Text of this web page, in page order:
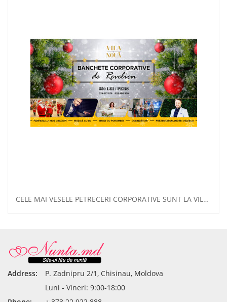
CELE MAI VESELE PETRECERI CORPORATIVE SUNT LA VILA NOUA! VEZI OFERTELE NOASTRE SPECIALE.
Address:
P. Zadnipru 2/1, Chisinau, Moldova
Luni - Vineri: 9:00-18:00